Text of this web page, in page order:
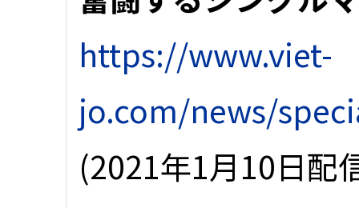
https://www.viet-
jo.com/news/
(2021年1月10日配